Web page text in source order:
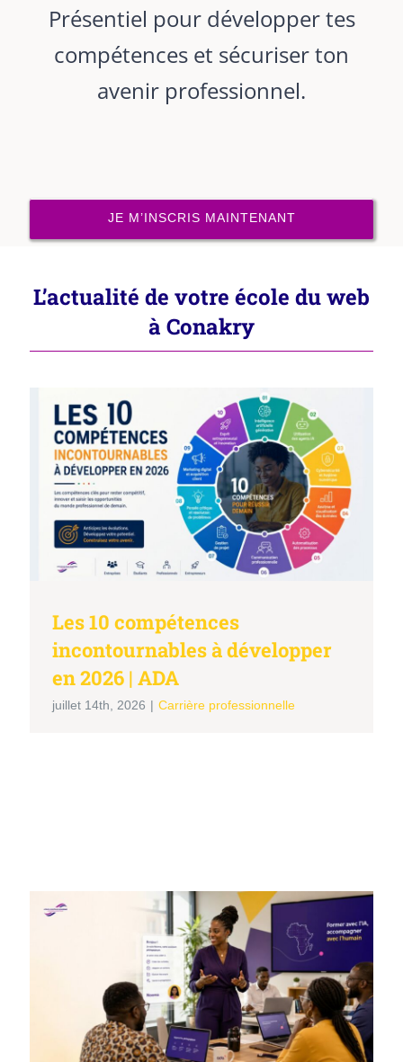
Présentiel pour développer tes
compétences et sécuriser ton
avenir professionnel.
JE M’INSCRIS MAINTENANT
L’actualité de votre école du web
à Conakry
Les 10 compétences
incontournables à développer
en 2026 | ADA
juillet 14th, 2026 | Carrière professionnelle